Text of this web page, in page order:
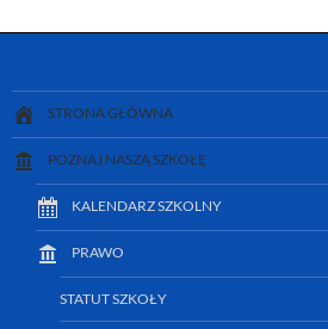
STRONA GŁÓWNA
POZNAJ NASZĄ SZKOŁĘ
KALENDARZ SZKOLNY
PRAWO
STATUT SZKOŁY